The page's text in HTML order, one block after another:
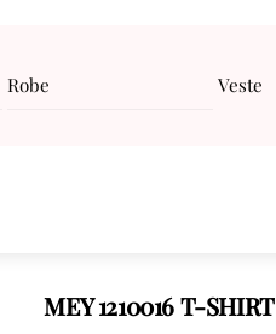
Robe Veste
MEY 1210016 T-SHIRT